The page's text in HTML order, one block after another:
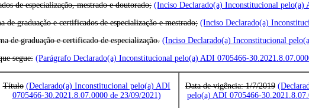
de especialização, mestrado e doutorado; (Inciso Declarado(a) Inconstitucional pelo(a)
graduação e certificados de especialização e mestrado; (Inciso Declarado(a)
de graduação e certificado de especialização. (Inciso Declarado(a) Inconstitucional
segue: (Parágrafo Declarado(a) Inconstitucional pelo(a) ADI 0705466-
Título (Declarado(a) Inconstitucional pelo(a) ADI
0705466-30.2021.8.07.0000 de 23/09/2021)
Data de vigência: 1/7/2019
pelo(a) ADI 0705466-